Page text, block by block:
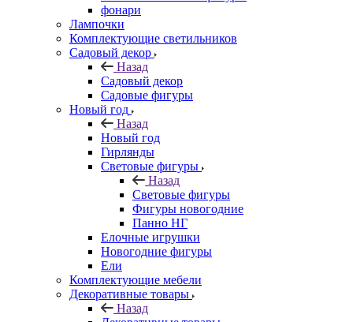
фонари
Лампочки
Комплектующие светильников
Садовый декор
Назад
Садовый декор
Садовые фигуры
Новый год
Назад
Новый год
Гирлянды
Световые фигуры
Назад
Световые фигуры
Фигуры новогодние
Панно НГ
Елочные игрушки
Новогодние фигуры
Ели
Комплектующие мебели
Декоративные товары
Назад